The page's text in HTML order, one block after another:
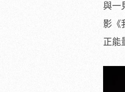
與一
影《
正能